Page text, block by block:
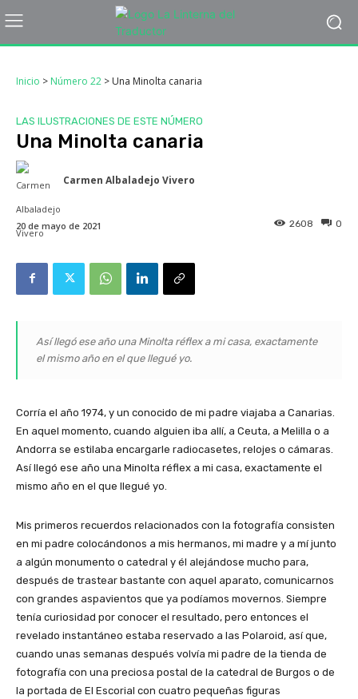
Inicio > Número 22 > Una Minolta canaria
LAS ILUSTRACIONES DE ESTE NÚMERO
Una Minolta canaria
Carmen Albaladejo Vivero
20 de mayo de 2021 0
2608
Así llegó ese año una Minolta réflex a mi casa, exactamente
el mismo año en el que llegué yo.
Corría el año 1974, y un conocido de mi padre viajaba a Canarias.
En aquel momento, cuando alguien iba allí, a Ceuta, a Melilla o a
Andorra se estilaba encargarle radiocasetes, relojes o cámaras.
Así llegó ese año una Minolta réflex a mi casa, exactamente el
mismo año en el que llegué yo.
Mis primeros recuerdos relacionados con la fotografía consisten
en mi padre colocándonos a mis hermanos, mi madre y a mí junto
a algún monumento o catedral y él alejándose mucho para,
después de trastear bastante con aquel aparato, comunicarnos
con grandes aspavientos que ya podíamos movernos. Siempre
tenía curiosidad por conocer el resultado, pero entonces el
revelado instantáneo estaba reservado a las Polaroid, así que,
cuando unas semanas después volvía mi padre de la tienda de
fotografía con una preciosa postal de la catedral de Burgos o de
la portada de El Escorial con cuatro pequeñas figuras